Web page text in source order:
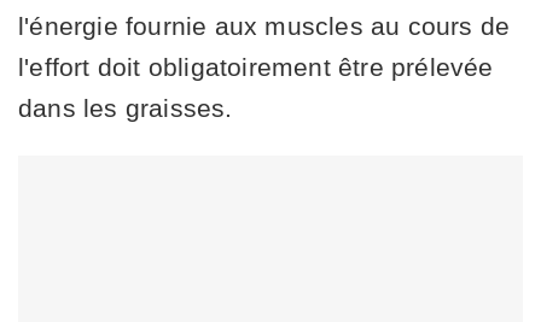
l'énergie fournie aux muscles au cours de
l'effort doit obligatoirement être prélevée
dans les graisses.